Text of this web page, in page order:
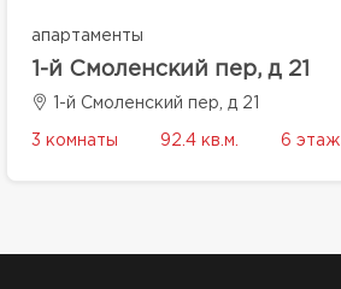
апартаменты
1-й Смоленский пер, д 21
1-й Смоленский пер, д 21
3 комнаты 92.4 кв.м. 6 этаж